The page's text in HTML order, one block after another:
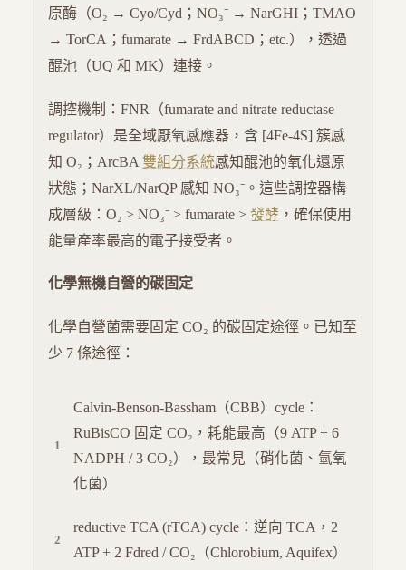
原酶（O₂ → Cyo/Cyd；NO₃⁻ → NarGHI；TMAO
→ TorCA；fumarate → FrdABCD；etc.），透過
醌池（UQ 和 MK）連接。
調控機制：FNR（fumarate and nitrate reductase
regulator）是全域厭氧感應器，含 [4Fe-4S] 簇感
知 O₂；ArcBA 雙組分系統感知醌池的氧化還原
狀態；NarXL/NarQP 感知 NO₃⁻。這些調控器構
成層級：O₂ > NO₃⁻ > fumarate > 發酵 ，確保使用
能量產率最高的電子接受者。
化學無機自營的碳固定
化學自營菌需要固定 CO₂ 的碳固定途徑。已知至
少 7 條途徑：
Calvin-Benson-Bassham（CBB）cycle：
RuBisCO 固定 CO₂，耗能最高（9 ATP + 6
NADPH / 3 CO₂），最常見（硝化菌、氫氧
化菌）
reductive TCA (rTCA) cycle：逆向 TCA，2
ATP + 2 Fdred / CO₂（Chlorobium, Aquifex）